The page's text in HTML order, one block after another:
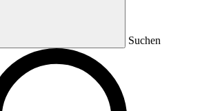
Suchen